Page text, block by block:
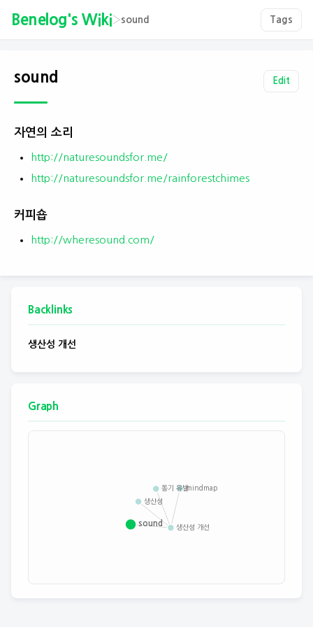
Benelog's Wiki›sound Tags
sound Edit
자연의 소리
http://naturesoundsfor.me/
http://naturesoundsfor.me/rainforestchimes
커피숍
http://wheresound.com/
Backlinks
생산성 개선
Graph
mindmap
sound
동기 유발
생산성 개선
생산성